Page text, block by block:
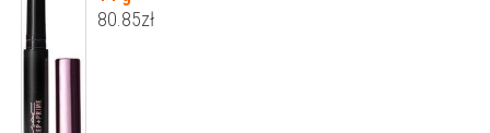
80.85zł